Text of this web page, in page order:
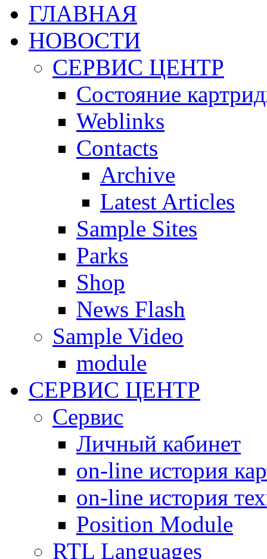
ГЛАВНАЯ
НОВОСТИ
СЕРВИС ЦЕНТР
Состояние
Weblinks
Contacts
Archive
Latest Articles
Sample Sites
Parks
Shop
News Flash
Sample Video
module
СЕРВИС ЦЕНТР
Сервис
Личный кабинет
on-line история
on-line история
Position Module
RTL Languages